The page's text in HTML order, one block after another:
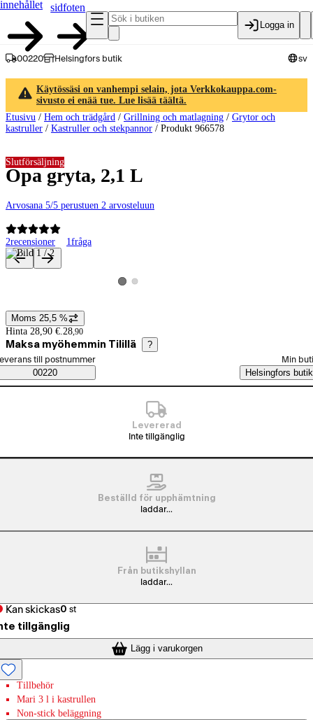
innehållet
sidfoten
Logga in
00220 Helsingfors butik sv
Käytössäsi on vanhempi selain, jota Verkkokauppa.com-
sivusto ei enää tue. Lue lisää täältä.
Etusivu / Hem och trädgård / Grillning och matlagning / Grytor och
kastruller / Kastruller och stekpannor / Produkt 966578
Opa gryta, 2,1 L
Arvosana 5/5 perustuen 2 arvosteluun
2recensioner 1fråga
Slutförsäljning
Produktbilder och videor
Visa produktbild 1
Visa produktbild 2
Prisinformation
Moms 25,5 %
Hinta 28,90 €. 28,90
Maksa myöhemmin Tilillä ?
Saatavuustiedot
beställningssätt
till postnummer
00220
Min
Helsingfors butik
Levererad
Inte tillgänglig
Beställd för upphämtning
laddar...
Från butikshyllan
laddar...
Kan skickas0 st
tillgänglig
Lägg i varukorgen
Tillbehör
Mari 3 l i kastrullen
Non-stick beläggning